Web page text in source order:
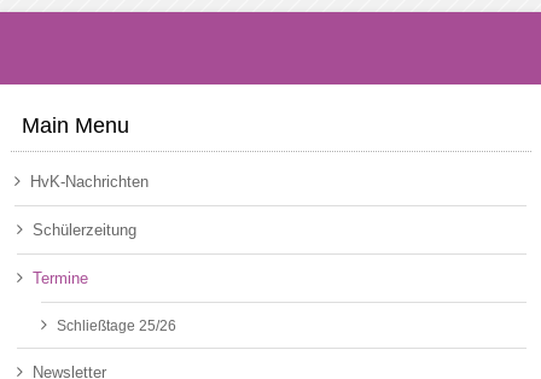
Main Menu
HvK-Nachrichten
Schülerzeitung
Termine
Schließtage 25/26
Newsletter